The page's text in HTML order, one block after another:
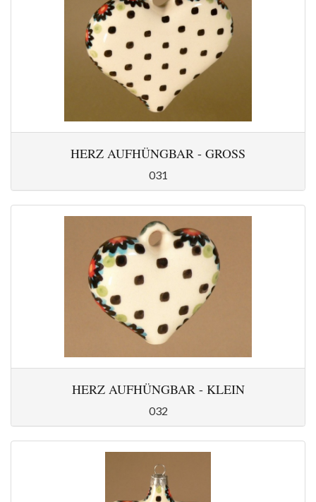
HERZ AUFHÜNGBAR - GROSS
031
HERZ AUFHÜNGBAR - KLEIN
032